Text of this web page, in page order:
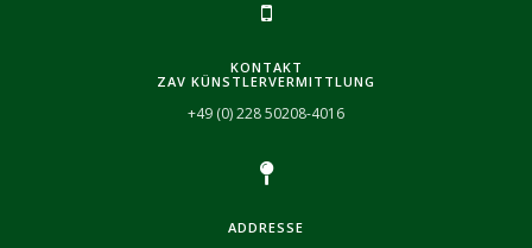
KONTAKT
ZAV KÜNSTLERVERMITTLUNG
+49 (0) 228 50208-4016
ADDRESSE